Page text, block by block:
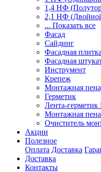
1,4 НФ
2,1 НФ
... Показать все
Фасад
Сайдинг
Фасадная плитка
Фасадная
Инструмент
Крепеж
Монтажная
Герметик
Лента-
Монтажная пена
Очиститель
Акции
Полезное
Оплата Доставка
Доставка
Контакты